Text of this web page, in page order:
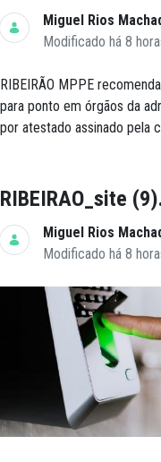
Miguel Rios
Modificado há 8
RIBEIRÃO MPPE
para ponto em órgãos da
por atestado assinado pela
RIBEIRAO_site
Miguel Rios
Modificado há 8